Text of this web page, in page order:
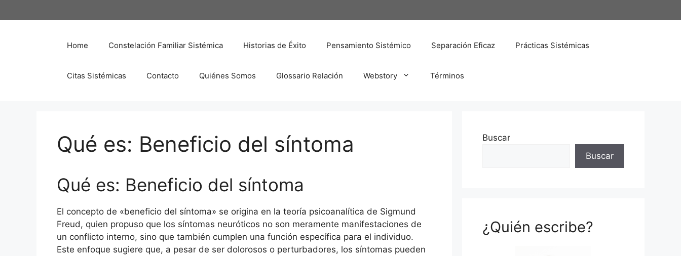
al
Home Constelación Familiar Sistémica Historias de Éxito Pensamiento Sistémico Separación Eficaz Prácticas Sistémicas
Citas Sistémicas Contacto Quiénes Somos Glossario Relación Webstory Términos
Qué es: Beneficio del síntoma
Qué es: Beneficio del síntoma
El concepto de «beneficio del síntoma» se origina en la teoría psicoanalítica de Sigmund
Freud, quien propuso que los síntomas neuróticos no son meramente manifestaciones de
un conflicto interno, sino que también cumplen una función específica para el individuo.
Este enfoque sugiere que, a pesar de ser dolorosos o perturbadores, los síntomas pueden
Buscar
Buscar
¿Quién escribe?